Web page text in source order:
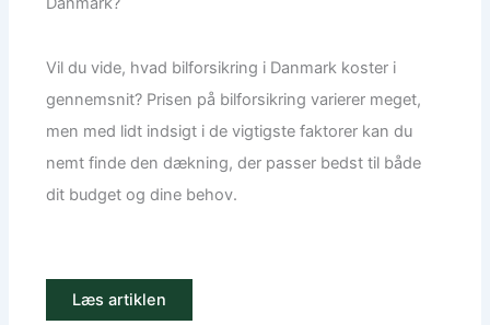
Vil du vide, hvad bilforsikring i Danmark koster i
gennemsnit? Prisen på bilforsikring varierer meget,
men med lidt indsigt i de vigtigste faktorer kan du
nemt finde den dækning, der passer bedst til både
dit budget og dine behov.
Læs artiklen